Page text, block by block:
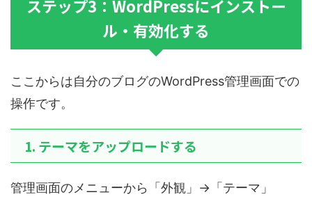
ステップ3：WordPressにインストー
ル・有効化する
ここからは自分のブログのWordPress管理画面での
操作です。
1. テーマをアップロードする
管理画面のメニューから「外観」→「テーマ」